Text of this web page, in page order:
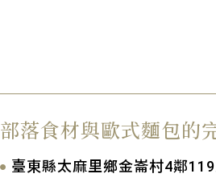
部落食材與歐式麵包的
臺東縣太麻里鄉金崙村4鄰